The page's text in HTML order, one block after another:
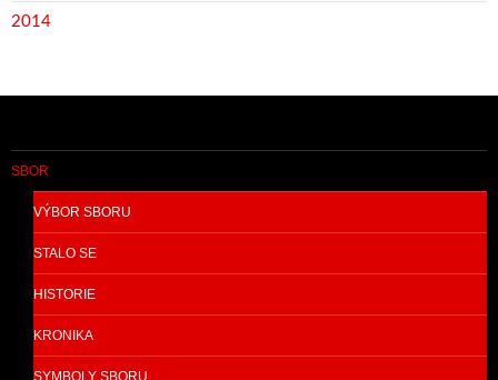
2014
SBOR
VÝBOR SBORU
STALO SE
HISTORIE
KRONIKA